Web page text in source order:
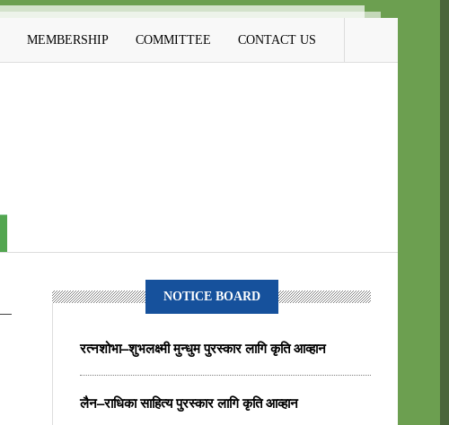
MEMBERSHIP COMMITTEE CONTACT US
NOTICE BOARD
रत्नशोभा–शुभलक्ष्मी मुन्धुम पुरस्कार लागि कृति आव्हान
लैन–राधिका साहित्य पुरस्कार लागि कृति आव्हान